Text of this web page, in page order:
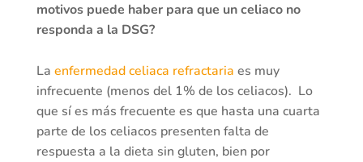
motivos puede haber para que un celiaco no
responda a la DSG?
La enfermedad celiaca refractaria es muy
infrecuente (menos del 1% de los celiacos). Lo
que sí es más frecuente es que hasta una cuarta
parte de los celiacos presenten falta de
respuesta a la dieta sin gluten, bien por